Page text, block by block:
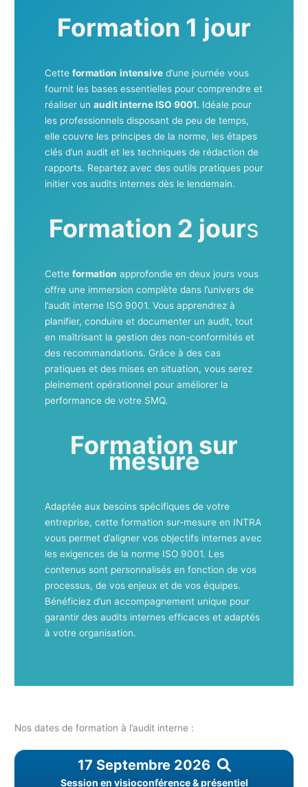
Formation 1 jour
Cette formation intensived’une journée vous
fournit les bases essentielles pour comprendre et
réaliser un audit interne ISO 9001. Idéale pour
les professionnels disposant de peu de temps,
elle couvre les principes de la norme, les étapes
clés d’un audit et les techniques de rédaction de
rapports. Repartez avec des outils pratiques pour
initier vos audits internes dès le lendemain.
Formation 2 jours
Cette formation approfondie en deux jours vous
offre une immersion complète dans l’univers de
l’audit interne ISO 9001. Vous apprendrez à
planifier, conduire et documenter un audit, tout
en maîtrisant la gestion des non-conformités et
des recommandations. Grâce à des cas
pratiques et des mises en situation, vous serez
pleinement opérationnel pour améliorer la
performance de votre SMQ.
Formation sur
mesure
Adaptée aux besoins spécifiques de votre
entreprise, cette formation sur-mesure en INTRA
vous permet d’aligner vos objectifs internes avec
les exigences de la norme ISO 9001. Les
contenus sont personnalisés en fonction de vos
processus, de vos enjeux et de vos équipes.
Bénéficiez d’un accompagnement unique pour
garantir des audits internes efficaces et adaptés
à votre organisation.
Nos dates de formation à l’audit interne :
17 Septembre 2026
Session en visioconférence & présentiel